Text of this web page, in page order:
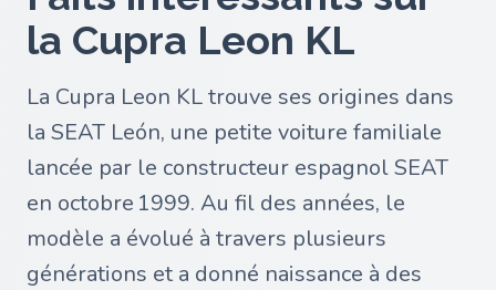
la Cupra Leon KL
La Cupra Leon KL trouve ses origines dans
la SEAT León, une petite voiture familiale
lancée par le constructeur espagnol SEAT
en octobre 1999. Au fil des années, le
modèle a évolué à travers plusieurs
générations et a donné naissance à des